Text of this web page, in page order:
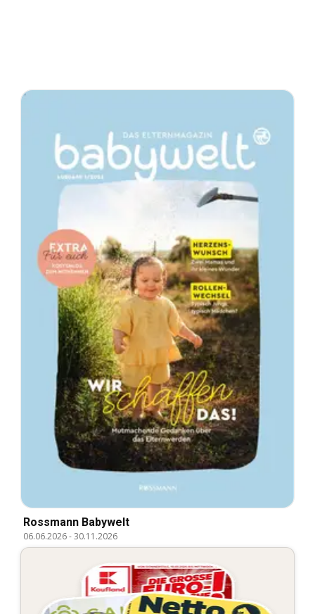
Rossmann Babywelt
06.06.2026-30.11.2026